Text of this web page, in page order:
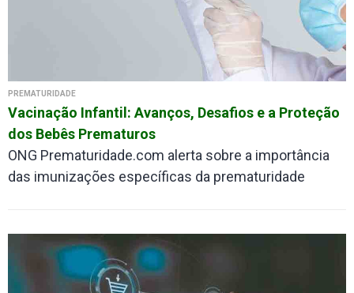
PREMATURIDADE
Vacinação Infantil: Avanços, Desafios e a Proteção
dos Bebês Prematuros
ONG Prematuridade.com alerta sobre a importância
das imunizações específicas da prematuridade